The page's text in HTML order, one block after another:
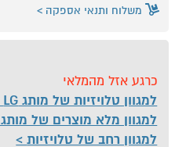
משלוח ותנאי אספקה
כרגע אזל מהמלאי
למגוון טלויזיות של מותג LG
למגוון מלא מוצרים של מותג LG
למגוון רחב של טלויזיות